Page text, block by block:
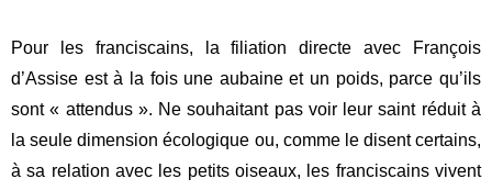
Pour les franciscains, la filiation directe avec François
d’Assise est à la fois une aubaine et un poids, parce qu’ils
sont « attendus ». Ne souhaitant pas voir leur saint réduit à
la seule dimension écologique ou, comme le disent certains,
à sa relation avec les petits oiseaux, les franciscains vivent